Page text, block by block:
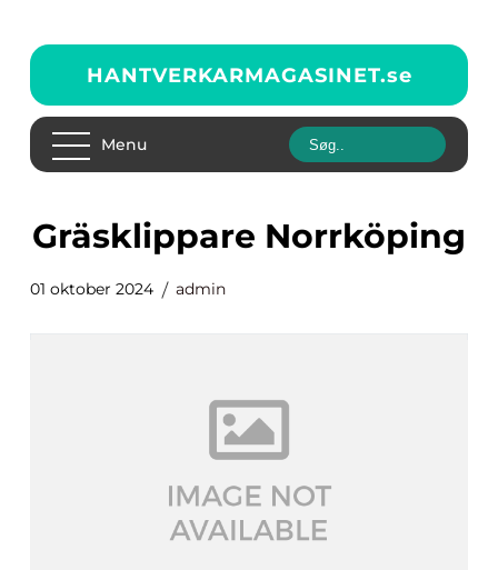
HANTVERKARMAGASINET.se
Menu
Gräsklippare Norrköping
01 oktober 2024 admin